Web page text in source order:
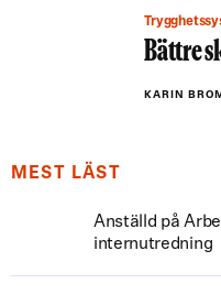
Bättre
KARIN
MEST LÄST
Anställd på
internutredning